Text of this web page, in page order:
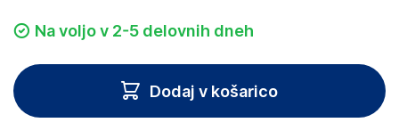
Na voljo v 2-5 delovnih dneh
Dodaj v košarico